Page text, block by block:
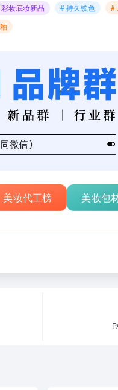
彩妆底妆新品 # 持久锁色 #
美妆代工榜 美妆包